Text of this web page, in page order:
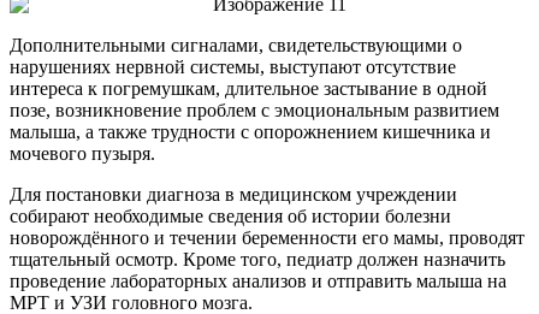
Дополнительными сигналами, свидетельствующими о
нарушениях нервной системы, выступают отсутствие
интереса к погремушкам, длительное застывание в одной
позе, возникновение проблем с эмоциональным развитием
малыша, а также трудности с опорожнением кишечника и
мочевого пузыря.
Для постановки диагноза в медицинском учреждении
собирают необходимые сведения об истории болезни
новорождённого и течении беременности его мамы, проводят
тщательный осмотр. Кроме того, педиатр должен назначить
проведение лабораторных анализов и отправить малыша на
МРТ и УЗИ головного мозга.